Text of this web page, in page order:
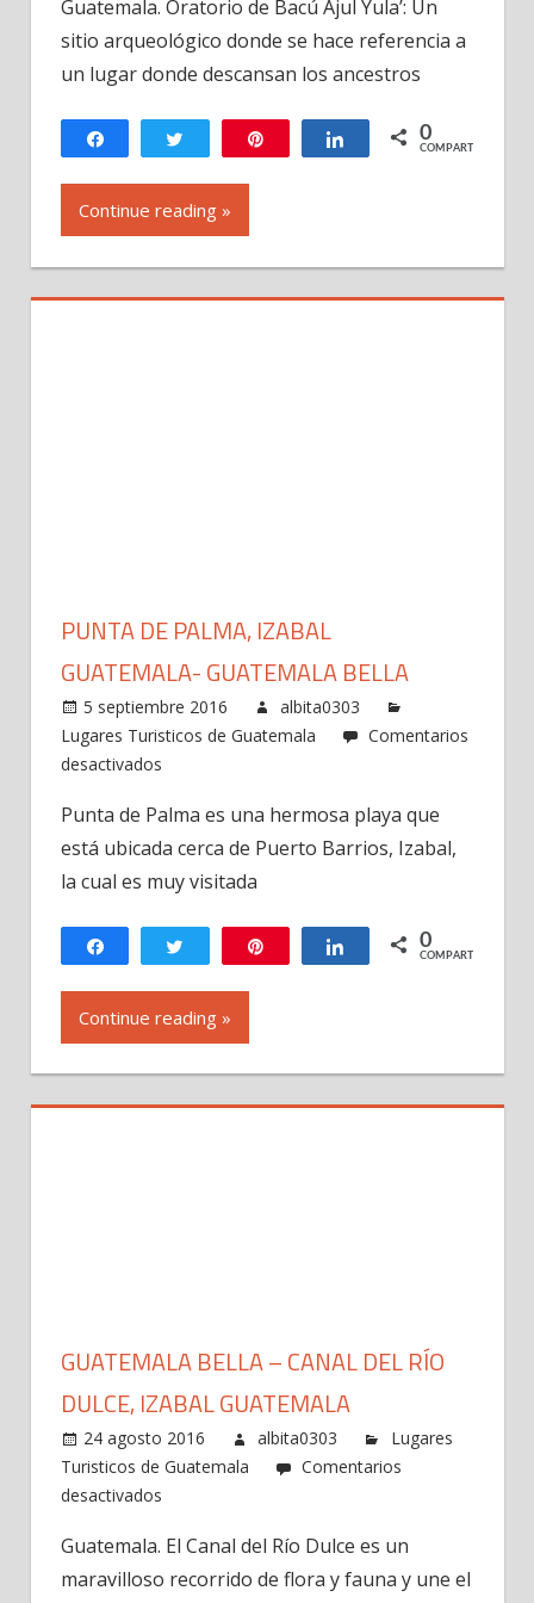
Azul
Jacaltenango,
huehuetenango,
Guatemala. Oratorio de Bacú Ajul Yula’: Un
sitio arqueológico donde se hace referencia a
un lugar donde descansan los ancestros
Compartir Twittear Compartir
0
COMPARTIR
Continue reading »
PUNTA DE PALMA, IZABAL
GUATEMALA- GUATEMALA BELLA
5 septiembre 2016
albita0303
Lugares Turisticos de Guatemala
Comentarios
desactivados
de
Palma,
Izabal
Guatemala
Bella
Punta de Palma es una hermosa playa que
está ubicada cerca de Puerto Barrios, Izabal,
la cual es muy visitada
Compartir Twittear Compartir
0
COMPARTIR
Continue reading »
GUATEMALA BELLA – CANAL DEL RÍO
DULCE, IZABAL GUATEMALA
24 agosto 2016 albita0303
Lugares
Turisticos de Guatemala
Comentarios
desactivados
Bella
–
Guatemala. El Canal del Río Dulce es un
maravilloso recorrido de flora y fauna y une el